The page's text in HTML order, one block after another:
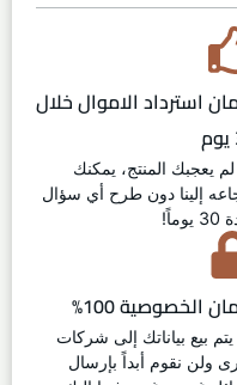
استرداد الاموال خلال
لم يعجبك المنتج، يمكنك
إلينا دون طرح أي سؤال
الخصوصية 100%
بيع بياناتك إلى شركات
ولن نقوم أبداً بإرسال